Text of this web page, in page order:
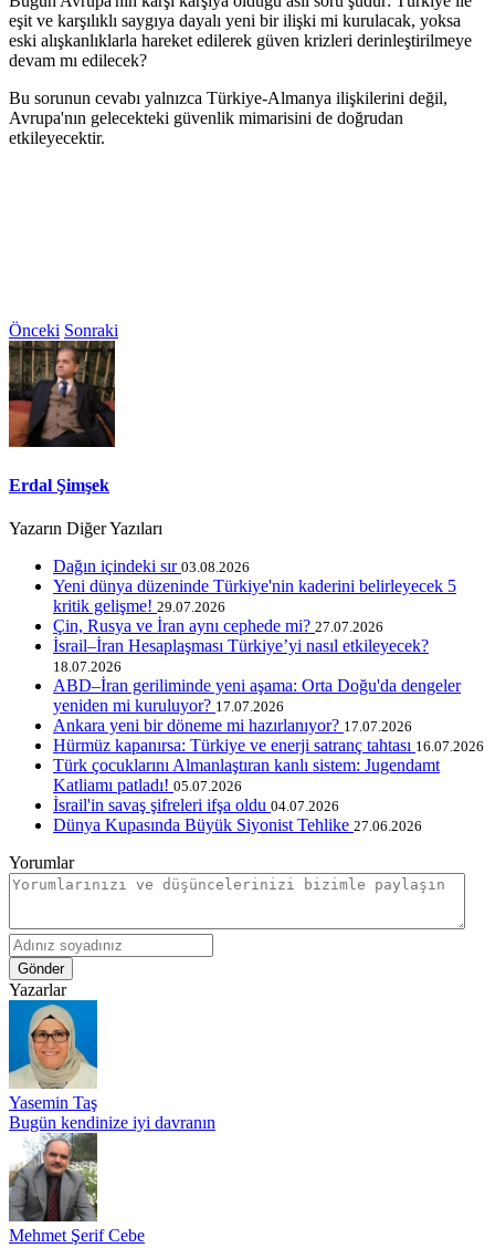
eşit ve karşılıklı saygıya dayalı yeni bir ilişki mi kurulacak, yoksa
eski alışkanlıklarla hareket edilerek güven krizleri derinleştirilmeye
devam mı edilecek?
Bu sorunun cevabı yalnızca Türkiye-Almanya ilişkilerini değil,
Avrupa'nın gelecekteki güvenlik mimarisini de doğrudan
etkileyecektir.
Önceki Sonraki
Erdal Şimşek
Yazarın Diğer Yazıları
Dağın içindeki sır 03.08.2026
Yeni dünya düzeninde Türkiye'nin kaderini belirleyecek 5
kritik gelişme! 29.07.2026
Çin, Rusya ve İran aynı cephede mi? 27.07.2026
İsrail–İran Hesaplaşması Türkiye’yi nasıl etkileyecek?
18.07.2026
ABD–İran geriliminde yeni aşama: Orta Doğu'da dengeler
yeniden mi kuruluyor? 17.07.2026
Ankara yeni bir döneme mi hazırlanıyor? 17.07.2026
Hürmüz kapanırsa: Türkiye ve enerji satranç tahtası 16.07.2026
Türk çocuklarını Almanlaştıran kanlı sistem: Jugendamt
Katliamı patladı! 05.07.2026
İsrail'in savaş şifreleri ifşa oldu 04.07.2026
Dünya Kupasında Büyük Siyonist Tehlike 27.06.2026
Yorumlar
Gönder
Yazarlar
Yasemin Taş
Bugün kendinize iyi davranın
Mehmet Şerif Cebe